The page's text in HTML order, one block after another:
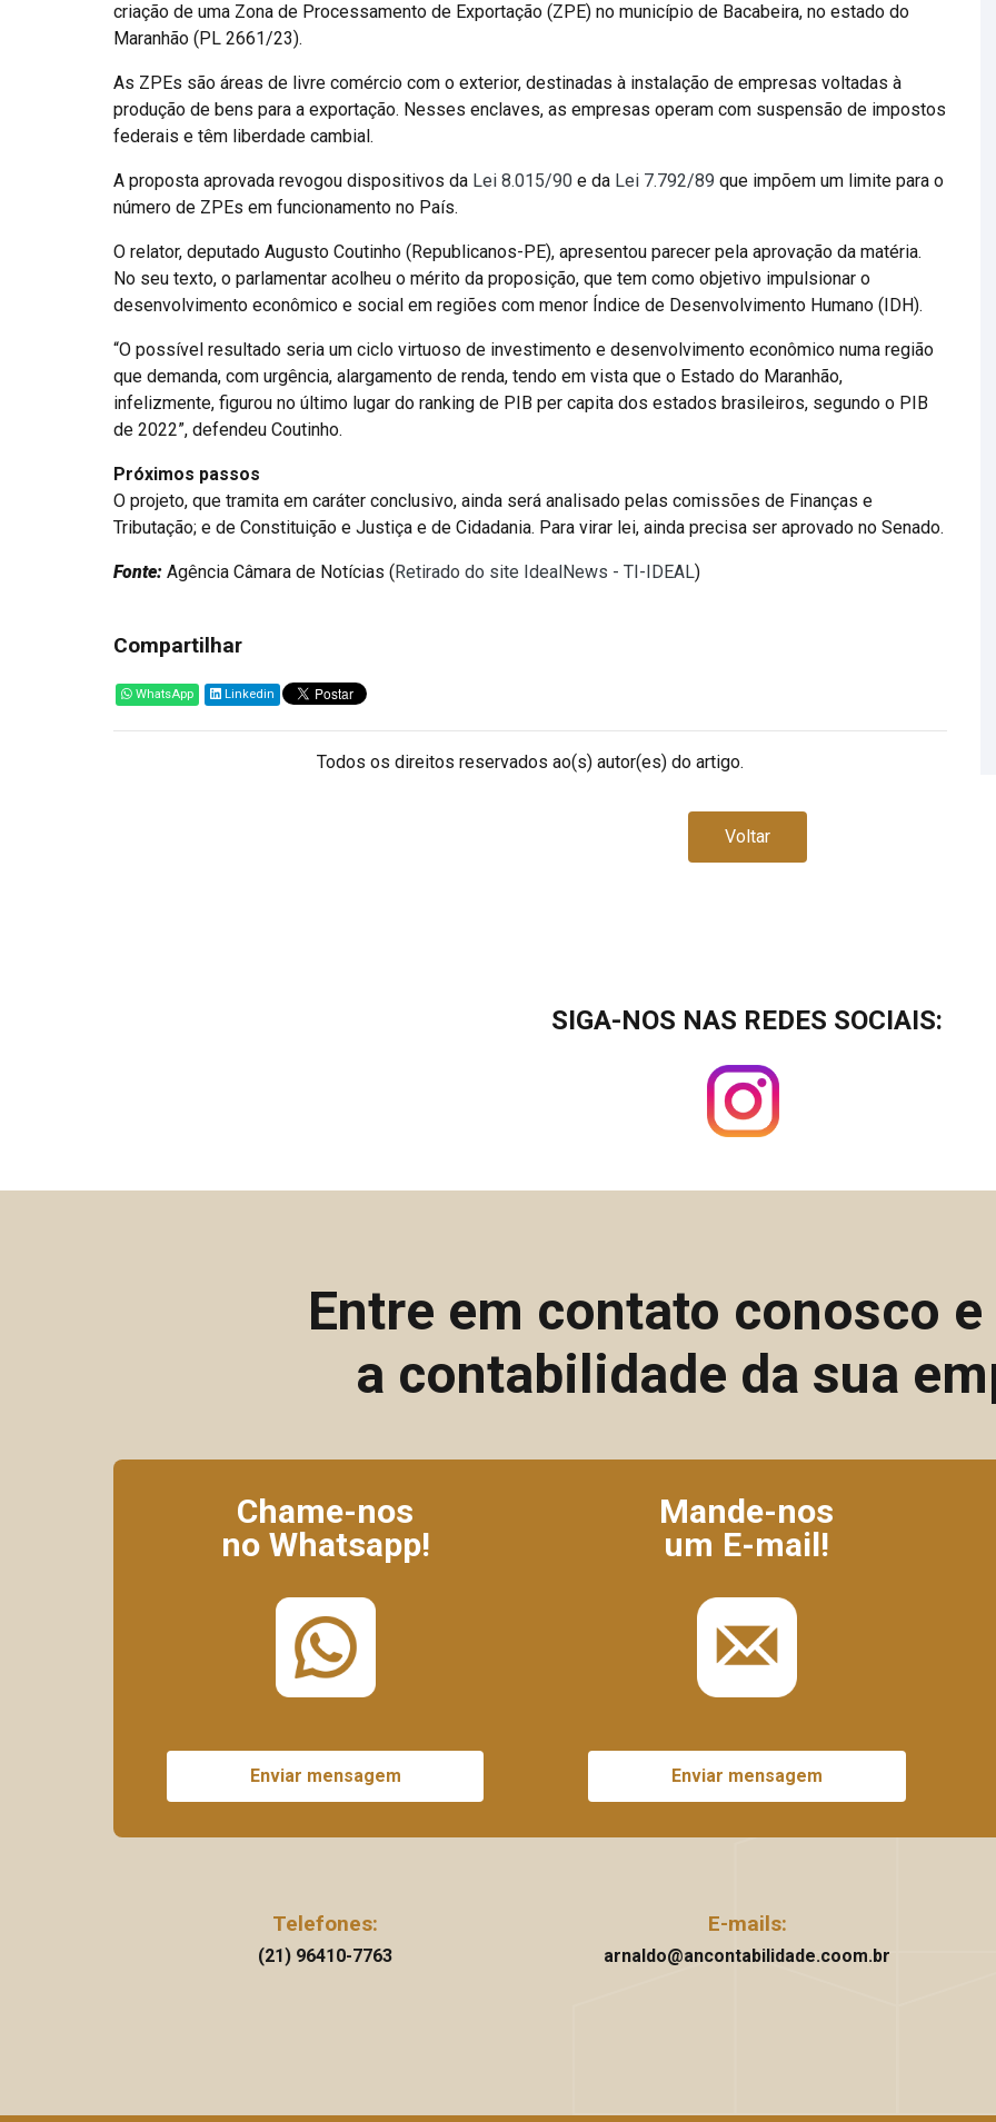
criação de uma Zona de Processamento de Exportação (ZPE) no município de Bacabeira, no estado do
Maranhão (PL 2661/23).
As ZPEs são áreas de livre comércio com o exterior, destinadas à instalação de empresas voltadas à
produção de bens para a exportação. Nesses enclaves, as empresas operam com suspensão de impostos
federais e têm liberdade cambial.
A proposta aprovada revogou dispositivos da Lei 8.015/90 e da Lei 7.792/89 que impõem um limite para o
número de ZPEs em funcionamento no País.
O relator, deputado Augusto Coutinho (Republicanos-PE), apresentou parecer pela aprovação da matéria.
No seu texto, o parlamentar acolheu o mérito da proposição, que tem como objetivo impulsionar o
desenvolvimento econômico e social em regiões com menor Índice de Desenvolvimento Humano (IDH).
“O possível resultado seria um ciclo virtuoso de investimento e desenvolvimento econômico numa região
que demanda, com urgência, alargamento de renda, tendo em vista que o Estado do Maranhão,
infelizmente, figurou no último lugar do ranking de PIB per capita dos estados brasileiros, segundo o PIB
de 2022”, defendeu Coutinho.
Próximos passos
O projeto, que tramita em caráter conclusivo, ainda será analisado pelas comissões de Finanças e
Tributação; e de Constituição e Justiça e de Cidadania. Para virar lei, ainda precisa ser aprovado no Senado.
Fonte: Agência Câmara de Notícias (Retirado do site IdealNews - TI-IDEAL)
Compartilhar
WhatsApp Linkedin
Todos os direitos reservados ao(s) autor(es) do artigo.
Voltar
SIGA-NOS NAS REDES SOCIAIS:
Entre em contato conosco
a contabilidade da sua
Chame-nos
no Whatsapp!
Enviar mensagem
Mande-nos
um E-mail!
Enviar mensagem
Telefones:
(21) 96410-7763
E-mails:
arnaldo@ancontabilidade.coom.br